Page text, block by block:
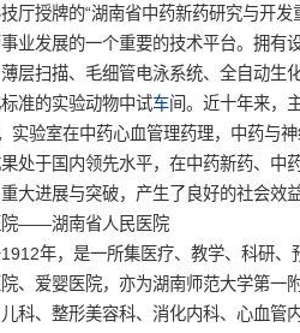
厅授牌的“湖南省中药新药研究与开发
业发展的一个重要的技术平台。拥有
层扫描、毛细管电泳系统、全自动生
准的实验动物中试车间。近十年来，
实验室在中药心血管理药理，中药与
处于国内领先水平，在中药新药、中
大进展与突破，产生了良好的社会效
——湖南省人民医院
年，是一所集医疗、教学、科研、
、爱婴医院，亦为湖南师范大学第一
科、整形美容科、消化内科、心血管